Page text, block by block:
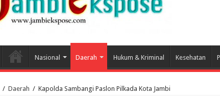
Nasional Daerah Hukum & Kriminal Kesehatan
/ Daerah / Kapolda Sambangi Paslon Pilkada Kota Jambi